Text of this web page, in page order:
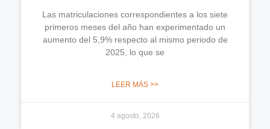
Las matriculaciones correspondientes a los siete
primeros meses del año han experimentado un
aumento del 5,9% respecto al mismo periodo de
2025, lo que se
LEER MÁS >>
4 agosto, 2026